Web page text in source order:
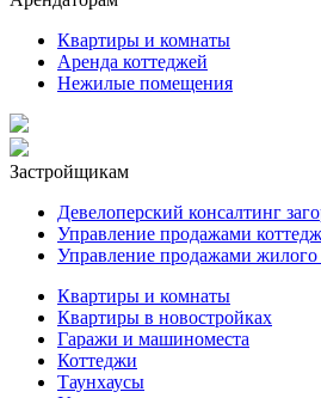
Квартиры и комнаты
Аренда коттеджей
Нежилые помещения
Застройщикам
Девелоперский консалтинг
Управление продажами
Управление продажами жилого
Квартиры и комнаты
Квартиры в новостройках
Гаражи и машиноместа
Коттеджи
Таунхаусы